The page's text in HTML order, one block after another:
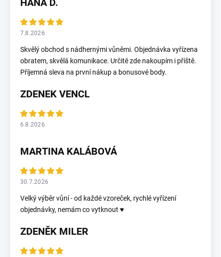
HANA D.
7.8.2026
Skvělý obchod s nádhernými vůněmi. Objednávka vyřízena
obratem, skvělá komunikace. Určitě zde nakoupím i příště.
Příjemná sleva na první nákup a bonusové body.
ZDENEK VENCL
6.8.2026
MARTINA KALÁBOVÁ
30.7.2026
Velký výběr vůní - od každé vzoreček, rychlé vyřízení
objednávky, nemám co vytknout ♥️
ZDENĚK MILER